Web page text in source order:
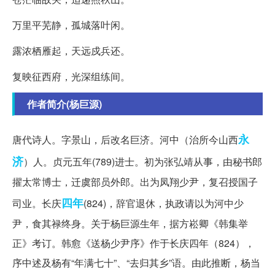
万里平芜静，孤城落叶闲。
露浓栖雁起，天远戍兵还。
复映征西府，光深组练间。
作者简介(杨巨源)
唐代诗人。字景山，后改名巨济。河中（治所今山西永
济）人。贞元五年(789)进士。初为张弘靖从事，由秘书郎
擢太常博士，迁虞部员外郎。出为凤翔少尹，复召授国子
司业。长庆四年(824)，辞官退休，执政请以为河中少
尹，食其禄终身。关于杨巨源生年，据方崧卿《韩集举
正》考订。韩愈《送杨少尹序》作于长庆四年（824），
序中述及杨有“年满七十”、“去归其乡”语。由此推断，杨当